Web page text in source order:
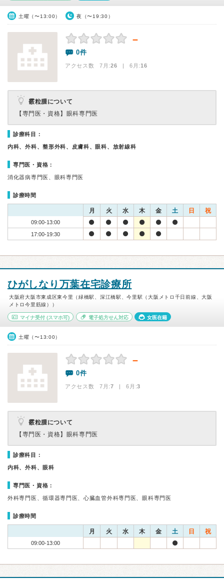
土曜（〜13:00） 夜（〜19:30）
－
0件
アクセス数 7月:26 | 6月:16
霰粒腫について
【専門医・資格】 眼科専門医
診療科目：
内科、外科、整形外科、皮膚科、眼科、放射線科
専門医・資格：
消化器病専門医、眼科専門医
診療時間
月 火 水 木 金 土 日 祝
09:00-13:00
17:00-19:30
ひがしなり万葉在宅診療所
大阪府大阪市東成区東今里（緑橋駅、深江橋駅、今里駅（大阪メトロ千日前線、大阪
メトロ今里筋線））
マイナ受付 (スマホ可) 電子処方せん対応 女医在籍
土曜（〜13:00）
－
0件
アクセス数 7月:7 | 6月:3
霰粒腫について
【専門医・資格】 眼科専門医
診療科目：
内科、外科、眼科
専門医・資格：
外科専門医、循環器専門医、心臓血管外科専門医、眼科専門医
診療時間
月 火 水 木 金 土 日 祝
09:00-13:00